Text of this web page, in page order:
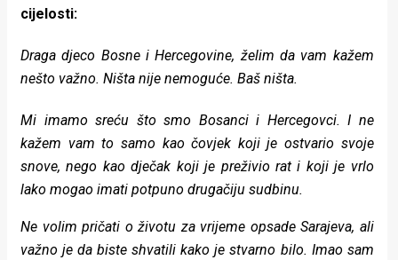
cijelosti:
Draga djeco Bosne i Hercegovine, želim da vam kažem
nešto važno. Ništa nije nemoguće. Baš ništa.
Mi imamo sreću što smo Bosanci i Hercegovci. I ne
kažem vam to samo kao čovjek koji je ostvario svoje
snove, nego kao dječak koji je preživio rat i koji je vrlo
lako mogao imati potpuno drugačiju sudbinu.
Ne volim pričati o životu za vrijeme opsade Sarajeva, ali
važno je da biste shvatili kako je stvarno bilo. Imao sam